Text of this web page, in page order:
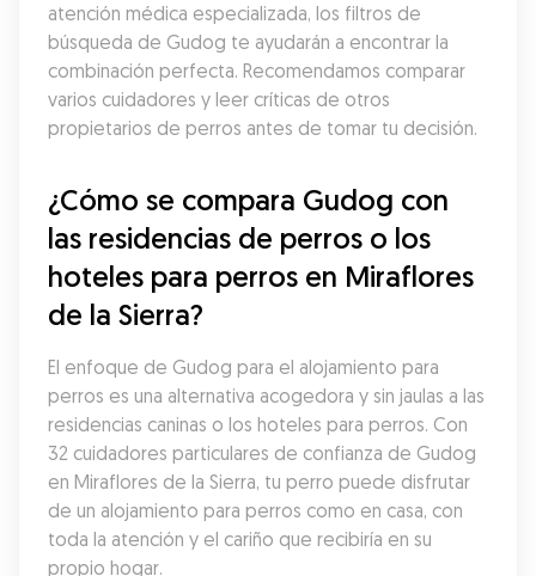
atención médica especializada, los filtros de
búsqueda de Gudog te ayudarán a encontrar la
combinación perfecta. Recomendamos comparar
varios cuidadores y leer críticas de otros
propietarios de perros antes de tomar tu decisión.
¿Cómo se compara Gudog con
las residencias de perros o los
hoteles para perros en Miraflores
de la Sierra?
El enfoque de Gudog para el alojamiento para
perros es una alternativa acogedora y sin jaulas a las
residencias caninas o los hoteles para perros. Con
32 cuidadores particulares de confianza de Gudog
en Miraflores de la Sierra, tu perro puede disfrutar
de un alojamiento para perros como en casa, con
toda la atención y el cariño que recibiría en su
propio hogar.